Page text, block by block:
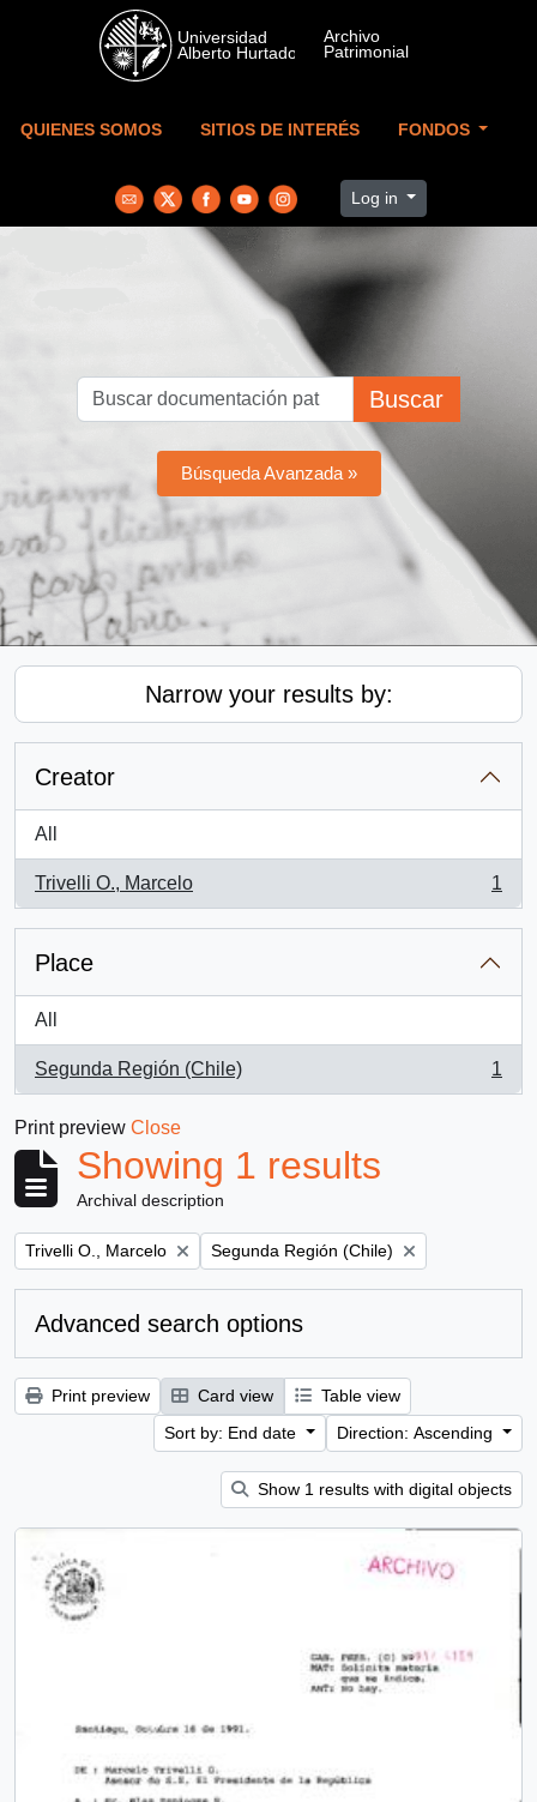
Skip to main content
QUIENES SOMOS SITIOS DE INTERÉS FONDOS
Log in
Buscar
Búsqueda Avanzada »
Narrow your results by:
Creator
All
Trivelli O., Marcelo
, 1 results
1
Place
All
Segunda Región (Chile)
, 1 results
1
Print preview Close
Showing 1 results
Archival description
Remove filter:
Trivelli O., Marcelo Remove filter:
Segunda Región (Chile)
Advanced search options
Print preview Card view
Table view
Sort by: End date
Direction: Ascending
Show 1 results with digital objects